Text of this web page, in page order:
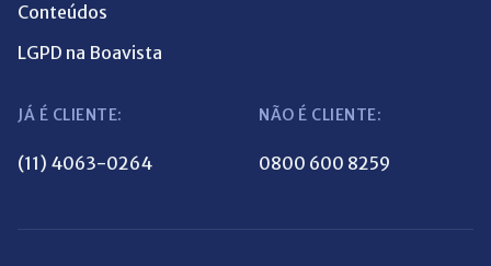
Conteúdos
LGPD na Boavista
JÁ É CLIENTE:
(11) 4063-0264
NÃO É CLIENTE:
0800 600 8259